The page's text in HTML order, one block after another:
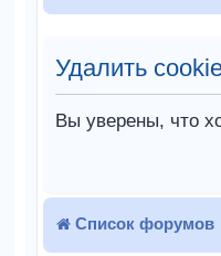
Удалить
Вы уверены, что
Список форумов